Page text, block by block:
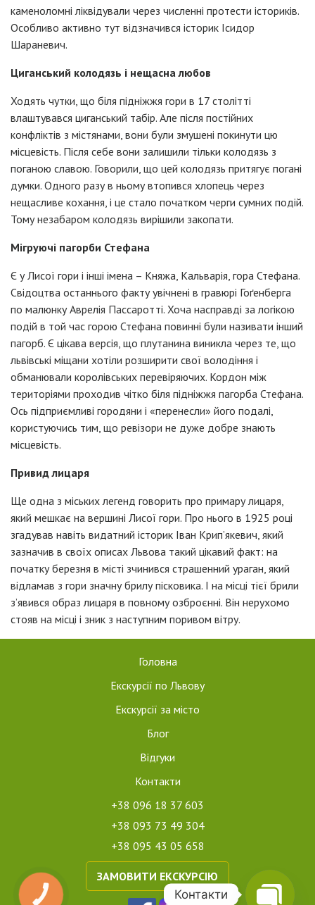
каменоломні ліквідували через численні протести істориків.
Особливо активно тут відзначився історик Ісидор
Шараневич.
Циганський колодязь і нещасна любов
Ходять чутки, що біля підніжжя гори в 17 столітті
влаштувався циганський табір. Але після постійних
конфліктів з містянами, вони були змушені покинути цю
місцевість. Після себе вони залишили тільки колодязь з
поганою славою. Говорили, що цей колодязь притягує погані
думки. Одного разу в ньому втопився хлопець через
нещасливе кохання, і це стало початком черги сумних подій.
Тому незабаром колодязь вирішили закопати.
Мігруючі пагорби Стефана
Є у Лисої гори і інші імена – Княжа, Кальварія, гора Стефана.
Свідоцтва останнього факту увічнені в гравюрі Гоґенберга
по малюнку Аврелія Пассаротті. Хоча насправді за логікою
подій в той час горою Стефана повинні були називати інший
пагорб. Є цікава версія, що плутанина виникла через те, що
львівські міщани хотіли розширити свої володіння і
обманювали королівських перевіряючих. Кордон між
територіями проходив чітко біля підніжжя пагорба Стефана.
Ось підприємливі городяни і «перенесли» його подалі,
користуючись тим, що ревізори не дуже добре знають
місцевість.
Привид лицаря
Ще одна з міських легенд говорить про примару лицаря,
який мешкає на вершині Лисої гори. Про нього в 1925 році
згадував навіть видатний історик Іван Крип’якевич, який
зазначив в своїх описах Львова такий цікавий факт: на
початку березня в місті зчинився страшенний ураган, який
відламав з гори значну брилу пісковика. І на місці тієї брили
з’явився образ лицаря в повному озброєнні. Він нерухомо
стояв на місці і зник з наступним поривом вітру.
Головна
Екскурсії по Львову
Екскурсії за місто
Блог
Відгуки
Контакти
+38 096 18 37 603
+38 093 73 49 304
+38 095 43 05 658
ЗАМОВИТИ ЕКСКУРСІЮ
Контакти
КНОПКА
ЗВ'ЯЗКУ